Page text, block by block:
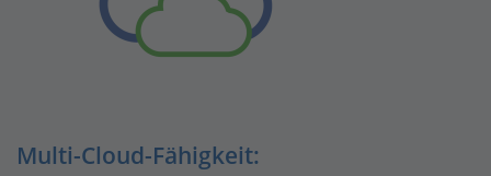
Multi-Cloud-Fähigkeit: